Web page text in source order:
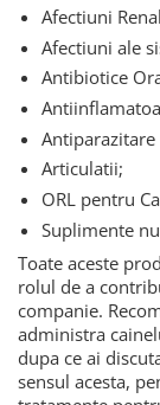
Afectiuni
Afectiuni ale
Antibiotice
Articulatii;
ORL pentru
Suplimente
Toate aceste
rolul de a
companie.
administra
dupa ce ai
sensul acesta,